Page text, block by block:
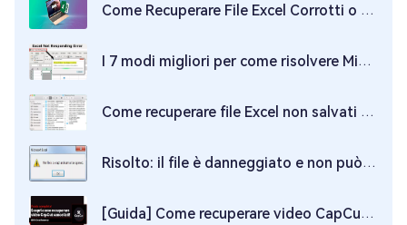
Come Recuperare File Excel Corrotti o Danneggiati su Mac?
I 7 modi migliori per come risolvere Microsoft Excel che non risponde
Come recuperare file Excel non salvati o cancellati su Mac?
Risolto: il file è danneggiato e non può essere aperto in Word/Excel
[Guida] Come recuperare video CapCut cancellati!